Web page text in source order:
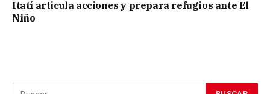
Itatí articula acciones y prepara refugios ante El
Niño